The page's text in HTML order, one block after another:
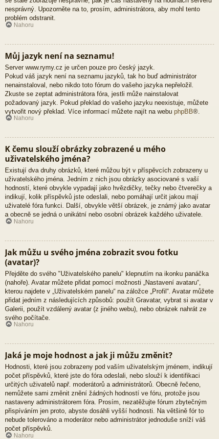
nesprávný. Upozorněte na to, prosím, administrátora, aby mohl tento
problém odstranit.
Nahoru
Můj jazyk není na seznamu!
Server www.rymy.cz je určen pouze pro český jazyk.
Pokud váš jazyk není na seznamu jazyků, tak ho buď administrátor
nenainstaloval, nebo nikdo toto fórum do vašeho jazyka nepřeložil.
Zkuste se zeptat administrátora fóra, jestli může nainstalovat
požadovaný jazyk. Pokud překlad do vašeho jazyku neexistuje, můžete
vytvořit nový překlad. Více informací můžete najít na webu phpBB®.
Nahoru
K čemu slouží obrázky zobrazené u mého
uživatelského jména?
Existují dva druhy obrázků, které můžou být v příspěvcích zobrazeny u
uživatelského jména. Jedním z nich jsou obrázky asociované s vaší
hodností, které obvykle vypadají jako hvězdičky, tečky nebo čtverečky a
indikují, kolik příspěvků jste odeslali, nebo pomáhají určit jakou mají
uživatelé fóra funkci. Další, obvykle větší obrázek, je známý jako avatar
a obecně se jedná o unikátní nebo osobní obrázek každého uživatele.
Nahoru
Jak můžu u svého jména zobrazit svou fotku
(avatar)?
Přejděte do svého "Uživatelského panelu" klepnutím na ikonku panáčka
(nahoře). Avatar můžete přidat pomocí možnosti „Nastavení avataru“,
kterou najdete v „Uživatelském panelu“ na záložce „Profil“. Avatar můžete
přidat jedním z následujících způsobů: použít Gravatar, vybrat si avatar v
Galerii, použít vzdálený avatar (z jiného webu), nebo obrázek nahrát ze
svého počítače.
Nahoru
Jaká je moje hodnost a jak ji můžu změnit?
Hodnosti, které jsou zobrazeny pod vaším uživatelským jménem, indikují
počet příspěvků, které jste do fóra odeslali, nebo slouží k identifikaci
určitých uživatelů např. moderátorů a administrátorů. Obecně řečeno,
nemůžete sami změnit znění žádných hodností ve fóru, protože jsou
nastaveny administrátorem fóra. Prosím, nezatěžujte fórum zbytečným
přispíváním jen proto, abyste dosáhli vyšší hodnosti. Na většině fór to
nebude tolerováno a moderátor nebo administrátor jednoduše sníží váš
počet příspěvků.
Nahoru